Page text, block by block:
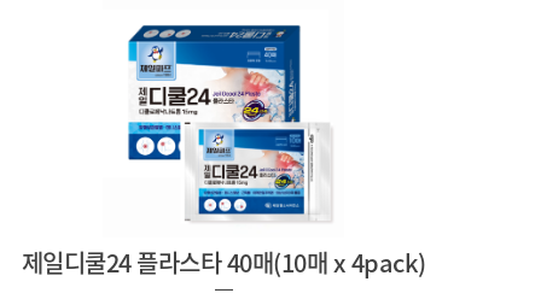
제일디쿨24 플라스타 40매(10매 x 4pack)